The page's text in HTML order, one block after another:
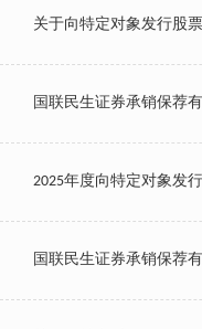
关于向特定对象发行股
国联民生证券承销保荐
2025年度向特定对象发
国联民生证券承销保荐